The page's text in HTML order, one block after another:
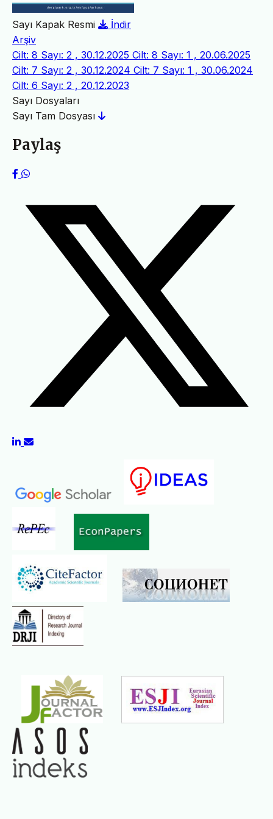
Sayı Kapak Resmi
İndir
Arşiv
Cilt: 8 Sayı: 2 , 30.12.2025 Cilt: 8 Sayı: 1 , 20.06.2025
Cilt: 7 Sayı: 2 , 30.12.2024 Cilt: 7 Sayı: 1 , 30.06.2024
Cilt: 6 Sayı: 2 , 20.12.2023
Sayı Dosyaları
Sayı Tam Dosyası
Paylaş